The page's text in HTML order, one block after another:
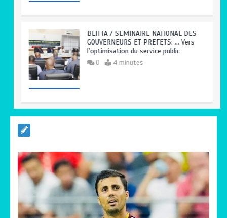
BLITTA / SEMINAIRE NATIONAL DES
GOUVERNEURS ET PREFETS: … Vers
l’optimisation du service public
0 4 minutes
0 5 minutes
TRANSFORMATION SOCIALE :